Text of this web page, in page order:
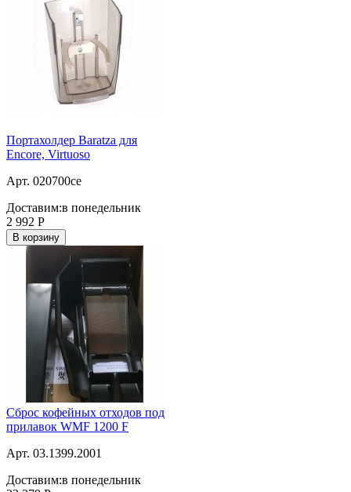
Портахолдер Baratza для
Encore, Virtuoso
Арт. 020700ce
Доставим:в понедельник
2 992 Р
В корзину
Сброс кофейных отходов под
прилавок WMF 1200 F
Арт. 03.1399.2001
Доставим:в понедельник